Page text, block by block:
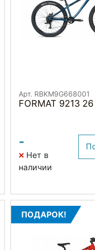
Арт. RBKM9G668001
FORMAT 9213
-
Нет в
наличии
ПОДАРОК!